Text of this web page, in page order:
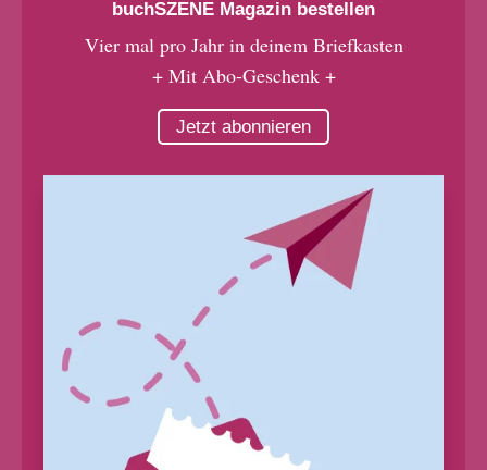
buchSZENE Magazin bestellen
Vier mal pro Jahr in deinem Briefkasten
+ Mit Abo-Geschenk +
Jetzt abonnieren